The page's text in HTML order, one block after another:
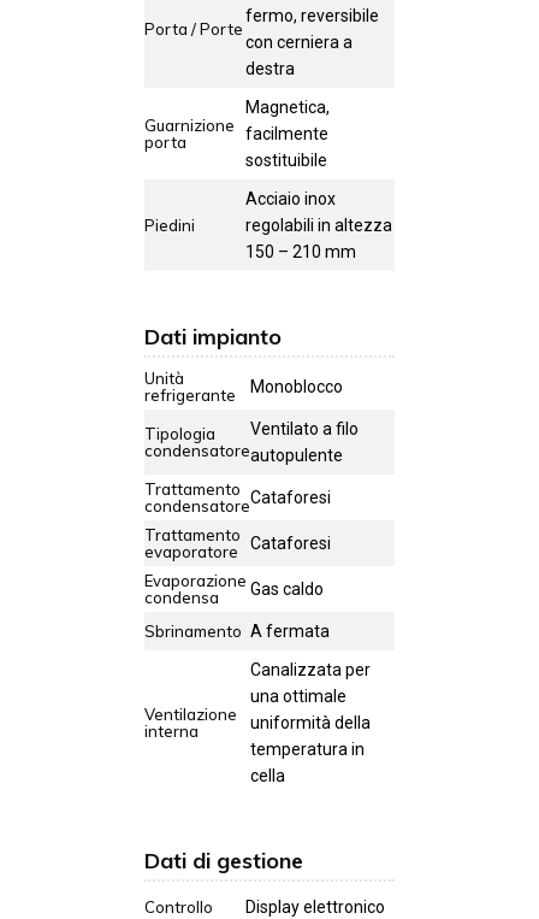
Porta / Porte
fermo, reversibile
con cerniera a
destra
Guarnizione
porta
Magnetica,
facilmente
sostituibile
Piedini
Acciaio inox
regolabili in altezza
150 – 210 mm
Dati impianto
Unità
refrigerante
Monoblocco
Tipologia
condensatore
Ventilato a filo
autopulente
Trattamento
condensatoreCataforesi
Trattamento
evaporatore
Cataforesi
Evaporazione
condensa
Gas caldo
Sbrinamento A fermata
Ventilazione
interna
Canalizzata per
una ottimale
uniformità della
temperatura in
cella
Dati di gestione
Controllo
Display elettronico